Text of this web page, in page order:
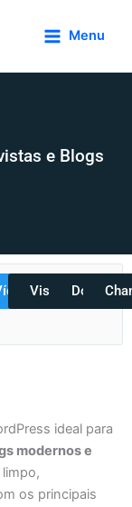
Menu
e Blogs
VisualizarDocs
ideal para
modernos e
os principais